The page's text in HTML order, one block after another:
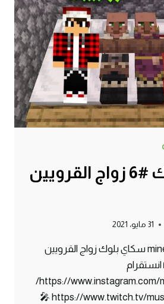
سكاي بلوك #6 زواج القرويين
31 مايو، 2021
ماين كرافت minecraft سكاي بلوك زواج القرويين
انستقرام
https://www.instagram.com/mustafagameover/
🎥 تويتش https://www.twitch.tv/mustafa1go 🎤